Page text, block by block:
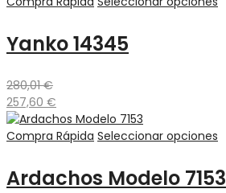
Yanko 14345
280,01€
257,60 €
Compra Rápida Seleccionar opciones
Ardachos Modelo 7153